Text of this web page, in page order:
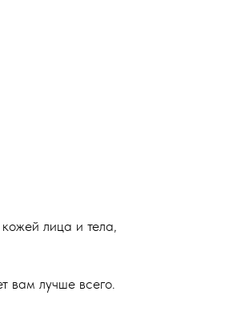
лица и тела,
вам лучше всего.